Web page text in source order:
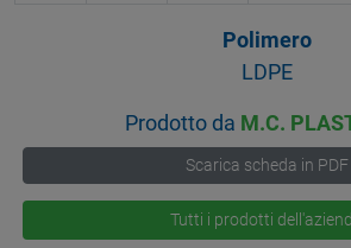
Polimero
LDPE
Prodotto da M.C.
Scarica scheda in PDF
Tutti i prodotti